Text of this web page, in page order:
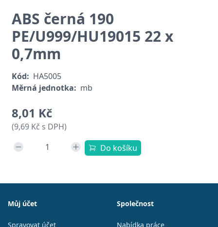
ABS černá 190
PE/U999/HU19015 22 x
0,7mm
Kód: HA5005
Měrná jednotka: mb
8,01 Kč
(9,69 Kč s DPH)
Do košíku
Můj účet
Spravovat účet
Společnost
Nabídka práce